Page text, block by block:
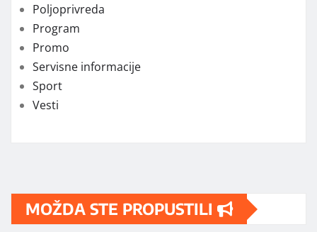
Poljoprivreda
Program
Promo
Servisne informacije
Sport
Vesti
MOŽDA STE PROPUSTILI